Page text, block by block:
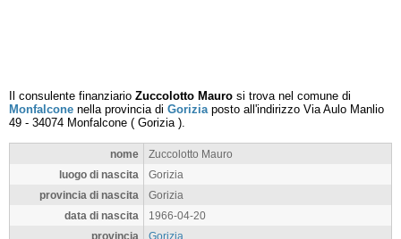
Il consulente finanziario Zuccolotto Mauro si trova nel comune di
Monfalcone nella provincia di Goriziaposto all'indirizzo Via Aulo Manlio
49 - 34074 Monfalcone ( Gorizia).
nome
Zuccolotto Mauro
luogo di nascita
Gorizia
provincia di nascita
Gorizia
data di nascita
1966-04-20
provincia
Gorizia